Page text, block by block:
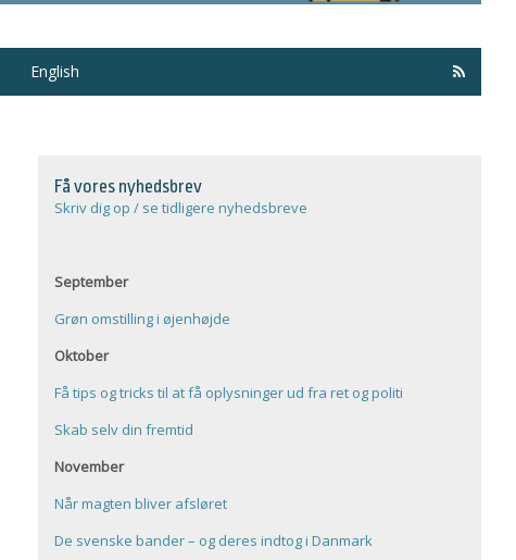
English
Få vores nyhedsbrev
Skriv dig op / se tidligere nyhedsbreve
September
Grøn omstilling i øjenhøjde
Oktober
Få tips og tricks til at få oplysninger ud fra ret og politi
Skab selv din fremtid
November
Når magten bliver afsløret
De svenske bander – og deres indtog i Danmark